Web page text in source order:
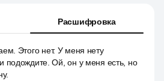
Расшифровка
Этого нет. У меня нету
подождите. Ой, он у меня есть, но